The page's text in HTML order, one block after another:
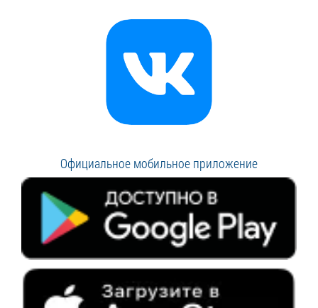
Официальное мобильное приложение